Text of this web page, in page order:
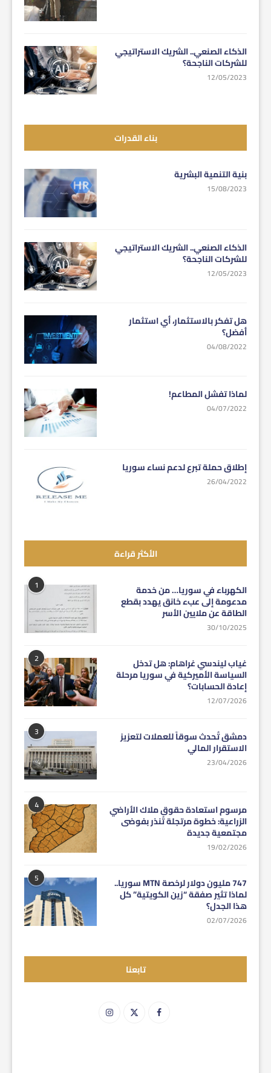
الذكاء الصنعي.. الشريك الاستراتيجي
للشركات الناجحة؟
12/05/2023
بناء القدرات
بنية التنمية البشرية
15/08/2023
الذكاء الصنعي.. الشريك الاستراتيجي
للشركات الناجحة؟
12/05/2023
هل تفكر بالاستثمار، أي استثمار
أفضل؟
04/08/2022
لماذا تفشل المطاعم!
04/07/2022
إطلاق حملة تبرع لدعم نساء سوريا
26/04/2022
الأكثر قراءة
1 الكهرباء في سوريا… من خدمة
مدعومة إلى عبء خانق يهدد بقطع
الطاقة عن ملايين الأسر
30/10/2025
2 غياب ليندسي غراهام: هل تدخل
السياسة الأميركية في سوريا مرحلة
إعادة الحسابات؟
12/07/2026
3 دمشق تُحدث سوقاً للعملات لتعزيز
الاستقرار المالي
23/04/2026
4 مرسوم استعادة حقوق ملاك الأراضي
الزراعية: خطوة مرتجلة تُنذر بفوضى
مجتمعية جديدة
19/02/2026
5 747 مليون دولار لرخصة MTN سوريا..
لماذا تثير صفقة “زين الكويتية” كل
هذا الجدل؟
02/07/2026
تابعنا